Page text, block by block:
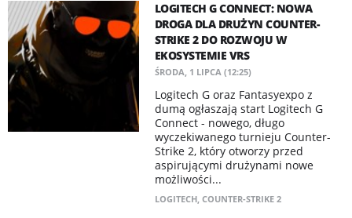
LOGITECH G CONNECT: NOWA
DROGA DLA DRUŻYN COUNTER-
STRIKE 2 DO ROZWOJU W
EKOSYSTEMIE VRS
ŚRODA, 1 LIPCA (12:25)
Logitech G oraz Fantasyexpo z
dumą ogłaszają start Logitech G
Connect - nowego, długo
wyczekiwanego turnieju Counter-
Strike 2, który otworzy przed
aspirującymi drużynami nowe
możliwości...
LOGITECH, COUNTER-STRIKE 2